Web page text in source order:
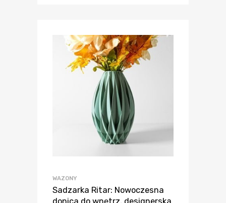
WAZONY
Sadzarka Ritar: Nowoczesna